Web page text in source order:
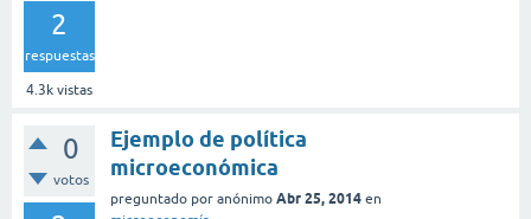
2
respuestas
4.3k vistas
0
votos
Ejemplo de política
microeconómica
preguntado por anónimo Abr 25, 2014 en